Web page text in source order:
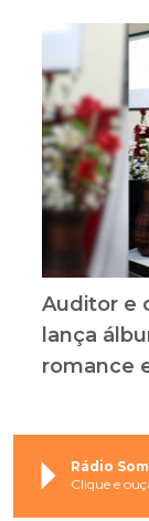
Auditor e
lança
romance
Rádio
Clique e